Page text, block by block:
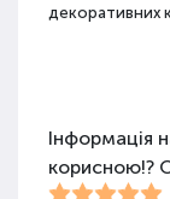
декоративних
Для
Інформація
корисною!?